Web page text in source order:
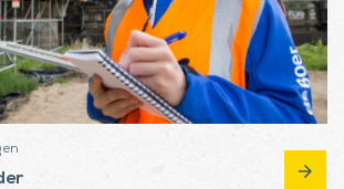
arrow_forward